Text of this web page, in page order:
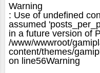
Warning
: Use of undefined
assumed
in a future version of
/www/wwwroot/
content/themes/
on line56Warning